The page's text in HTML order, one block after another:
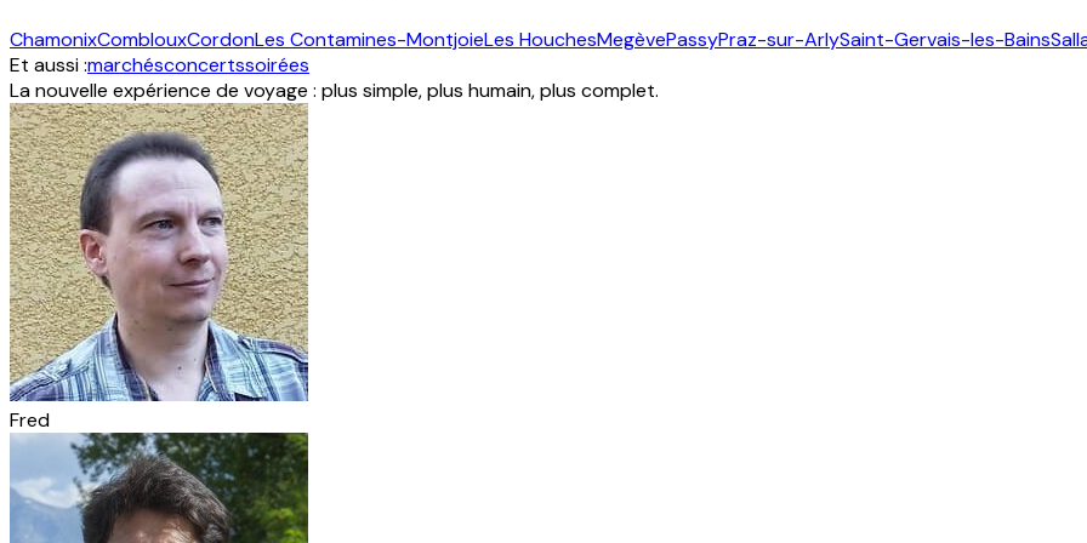
ChamonixComblouxCordonLes Contamines-MontjoieLes HouchesMegèvePassyPraz-sur-ArlySaint-Gervais-les-Bains
Et aussi :marchésconcertssoirées
La nouvelle expérience de voyage : plus simple, plus humain, plus complet.
Fred